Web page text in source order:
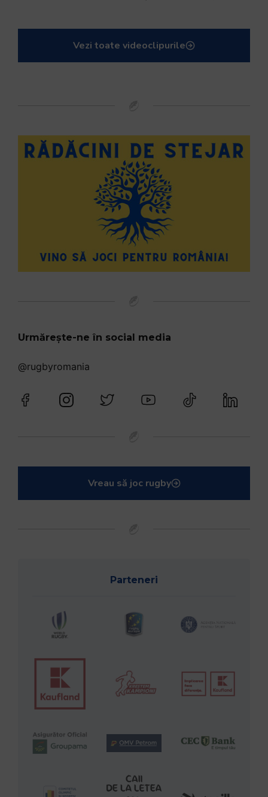
Vezi toate videoclipurile
Urmărește-ne în social media
@rugbyromania
Vreau să joc rugby
Parteneri